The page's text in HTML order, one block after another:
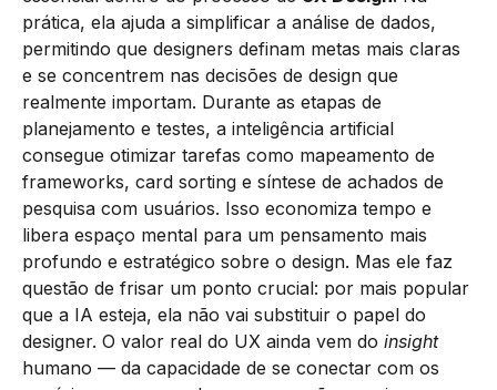
prática, ela ajuda a simplificar a análise de dados,
permitindo que designers definam metas mais claras
e se concentrem nas decisões de design que
realmente importam. Durante as etapas de
planejamento e testes, a inteligência artificial
consegue otimizar tarefas como mapeamento de
frameworks, card sorting e síntese de achados de
pesquisa com usuários. Isso economiza tempo e
libera espaço mental para um pensamento mais
profundo e estratégico sobre o design. Mas ele faz
questão de frisar um ponto crucial: por mais popular
que a IA esteja, ela não vai substituir o papel do
designer. O valor real do UX ainda vem do insight
humano — da capacidade de se conectar com os